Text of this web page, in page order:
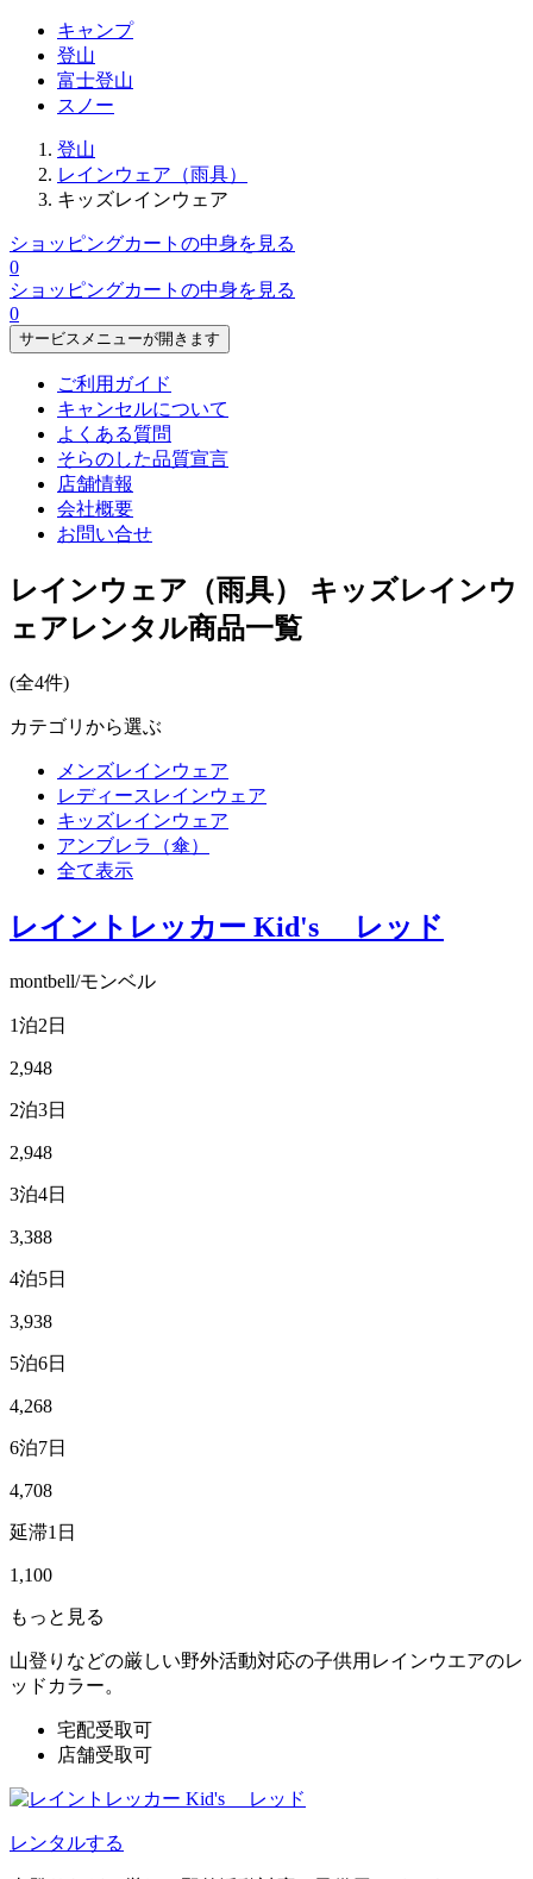
キャンプ
登山
富士登山
スノー
登山
レインウェア（雨具）
キッズレインウェア
ショッピングカートの中身を見る
0
ショッピングカートの中身を見る
0
サービスメニューが開きます
ご利用ガイド
キャンセルについて
よくある質問
そらのした品質宣言
店舗情報
会社概要
お問い合せ
レインウェア（雨具） キッズレインウ
ェアレンタル商品一覧
(全4件)
カテゴリから選ぶ
メンズレインウェア
レディースレインウェア
キッズレインウェア
アンブレラ（傘）
全て表示
レイントレッカー Kid's レッド
montbell/モンベル
1泊2日
2,948
2泊3日
2,948
3泊4日
3,388
4泊5日
3,938
5泊6日
4,268
6泊7日
4,708
延滞1日
1,100
もっと見る
山登りなどの厳しい野外活動対応の子供用レインウエアのレ
ッドカラー。
宅配受取可
店舗受取可
レンタルする